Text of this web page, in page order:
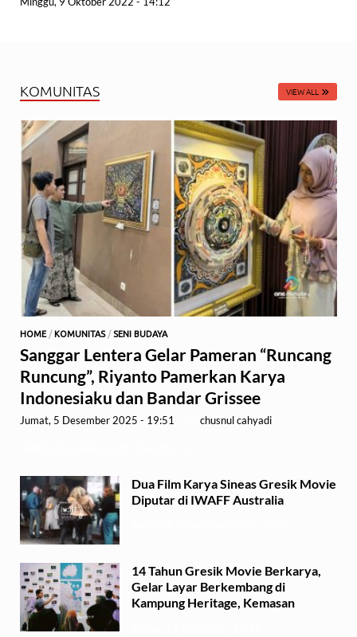
KOMUNITAS VIEW ALL
HOME / KOMUNITAS/ SENI BUDAYA
Sanggar Lentera Gelar Pameran “Runcang
Runcung”, Riyanto Pamerkan Karya
Indonesiaku dan Bandar Grissee
Jumat, 5 Desember 2025 - 19:51 chusnul cahyadi
Dua Film Karya Sineas Gresik Movie
Diputar di IWAFF Australia
14 Tahun Gresik Movie Berkarya,
Gelar Layar Berkembang di
Kampung Heritage, Kemasan